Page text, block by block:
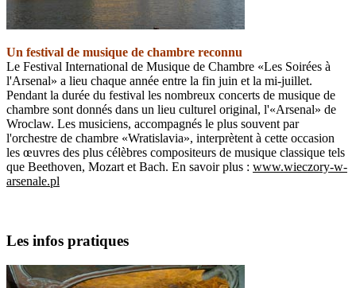
Un festival de musique de chambre reconnu
Le Festival International de Musique de Chambre «Les Soirées à
l'Arsenal» a lieu chaque année entre la fin juin et la mi-juillet.
Pendant la durée du festival les nombreux concerts de musique de
chambre sont donnés dans un lieu culturel original, l'«Arsenal» de
Wroclaw. Les musiciens, accompagnés le plus souvent par
l'orchestre de chambre «Wratislavia», interprètent à cette occasion
les œuvres des plus célèbres compositeurs de musique classique tels
que Beethoven, Mozart et Bach. En savoir plus : www.wieczory-w-
arsenale.pl
Les infos pratiques